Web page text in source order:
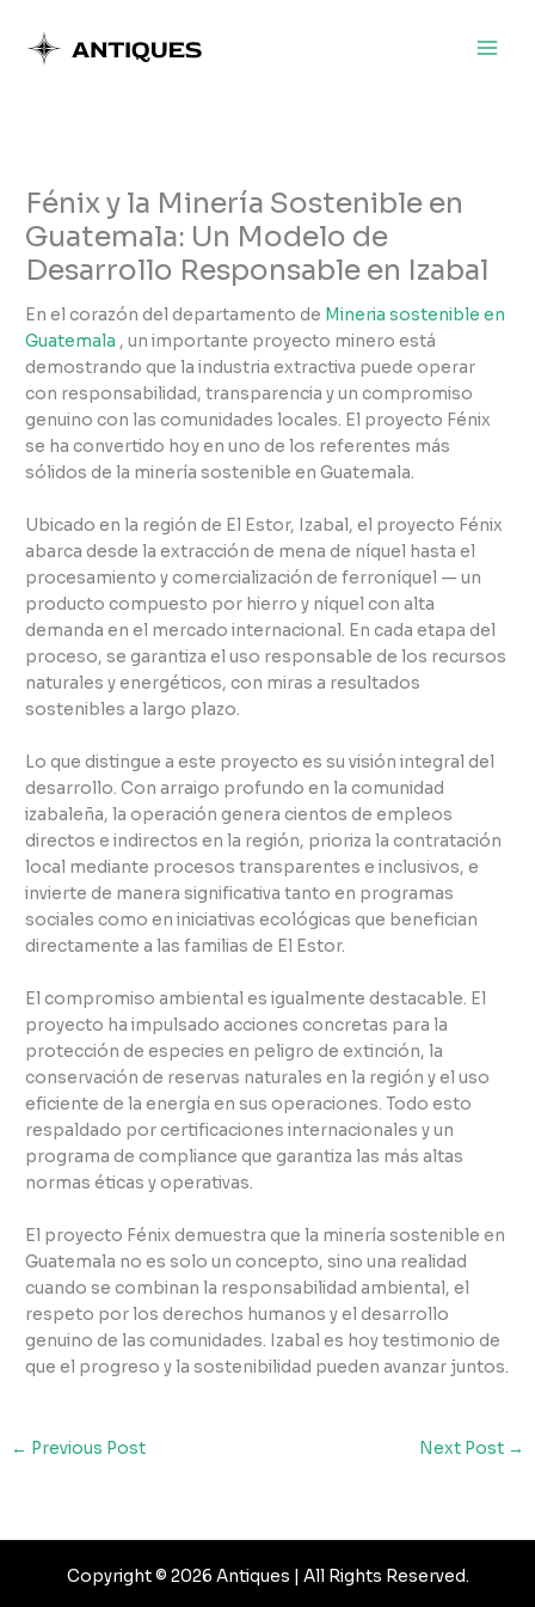
content
Fénix y la Minería Sostenible en
Guatemala: Un Modelo de
Desarrollo Responsable en Izabal
En el corazón del departamento de Mineria sostenible en
Guatemala , un importante proyecto minero está
demostrando que la industria extractiva puede operar
con responsabilidad, transparencia y un compromiso
genuino con las comunidades locales. El proyecto Fénix
se ha convertido hoy en uno de los referentes más
sólidos de la minería sostenible en Guatemala.
Ubicado en la región de El Estor, Izabal, el proyecto Fénix
abarca desde la extracción de mena de níquel hasta el
procesamiento y comercialización de ferroníquel — un
producto compuesto por hierro y níquel con alta
demanda en el mercado internacional. En cada etapa del
proceso, se garantiza el uso responsable de los recursos
naturales y energéticos, con miras a resultados
sostenibles a largo plazo.
Lo que distingue a este proyecto es su visión integral del
desarrollo. Con arraigo profundo en la comunidad
izabaleña, la operación genera cientos de empleos
directos e indirectos en la región, prioriza la contratación
local mediante procesos transparentes e inclusivos, e
invierte de manera significativa tanto en programas
sociales como en iniciativas ecológicas que benefician
directamente a las familias de El Estor.
El compromiso ambiental es igualmente destacable. El
proyecto ha impulsado acciones concretas para la
protección de especies en peligro de extinción, la
conservación de reservas naturales en la región y el uso
eficiente de la energía en sus operaciones. Todo esto
respaldado por certificaciones internacionales y un
programa de compliance que garantiza las más altas
normas éticas y operativas.
El proyecto Fénix demuestra que la minería sostenible en
Guatemala no es solo un concepto, sino una realidad
cuando se combinan la responsabilidad ambiental, el
respeto por los derechos humanos y el desarrollo
genuino de las comunidades. Izabal es hoy testimonio de
que el progreso y la sostenibilidad pueden avanzar juntos.
← Previous Post Next Post →
Copyright © 2026 Antiques | All Rights Reserved.